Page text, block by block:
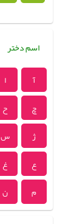
اسم دختر
آ ا
چ
ح
ژ
س
ع
غ
م
ن